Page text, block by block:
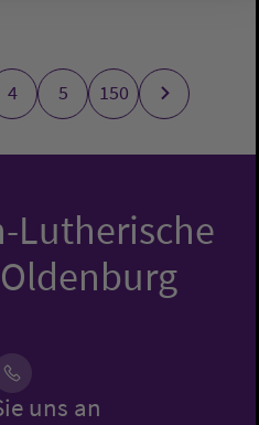
4 5 150
Lutherische
uns an